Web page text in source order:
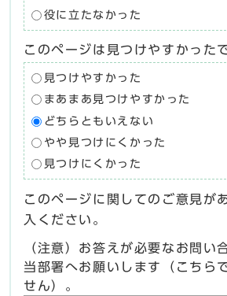
役に立たなかった
このページは見つけやすかった
見つけやすかった
まあまあ見つけやすかった
どちらともいえない
やや見つけにくかった
見つけにくかった
このページに関してのご意見が
入ください。
（注意）お答えが必要なお問い
当部署へお願いします（こちら
せん）。